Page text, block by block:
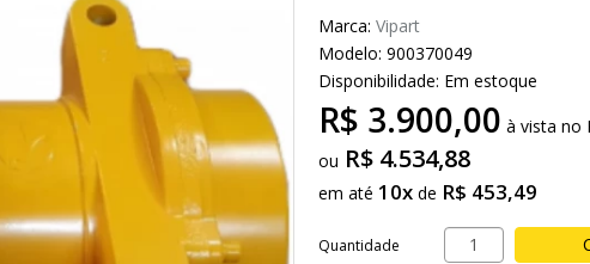
Marca: Vipart
Modelo: 900370049
Disponibilidade: Em estoque
R$ 4.534,88
em até 10x de R$ 453,49
R$ 3.900,00 à vista no
Quantidade